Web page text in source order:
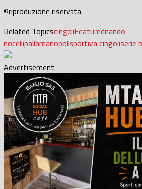
©riproduzione riservata
Related TopicscingoliFeaturednando
nocellipallamanopolisportiva cingoliserie b
Advertisement